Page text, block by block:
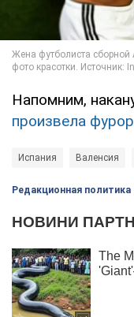
Напомним,
произвела фурор
Испания Валенсия
Редакционная политика